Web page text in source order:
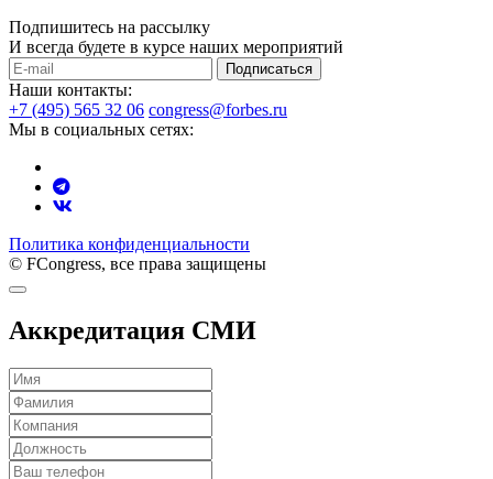
Подпишитесь на рассылку
И всегда будете в курсе наших мероприятий
Подписаться
Наши контакты:
+7 (495) 565 32 06 congress@forbes.ru
Мы в социальных сетях:
Политика конфиденциальности
© FCongress, все права защищены
Аккредитация СМИ